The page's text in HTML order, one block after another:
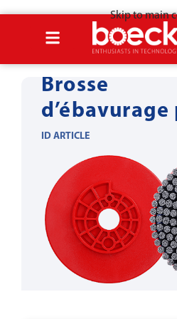
Skip to main
Brosse
d’ébavurage
ID ARTICLE